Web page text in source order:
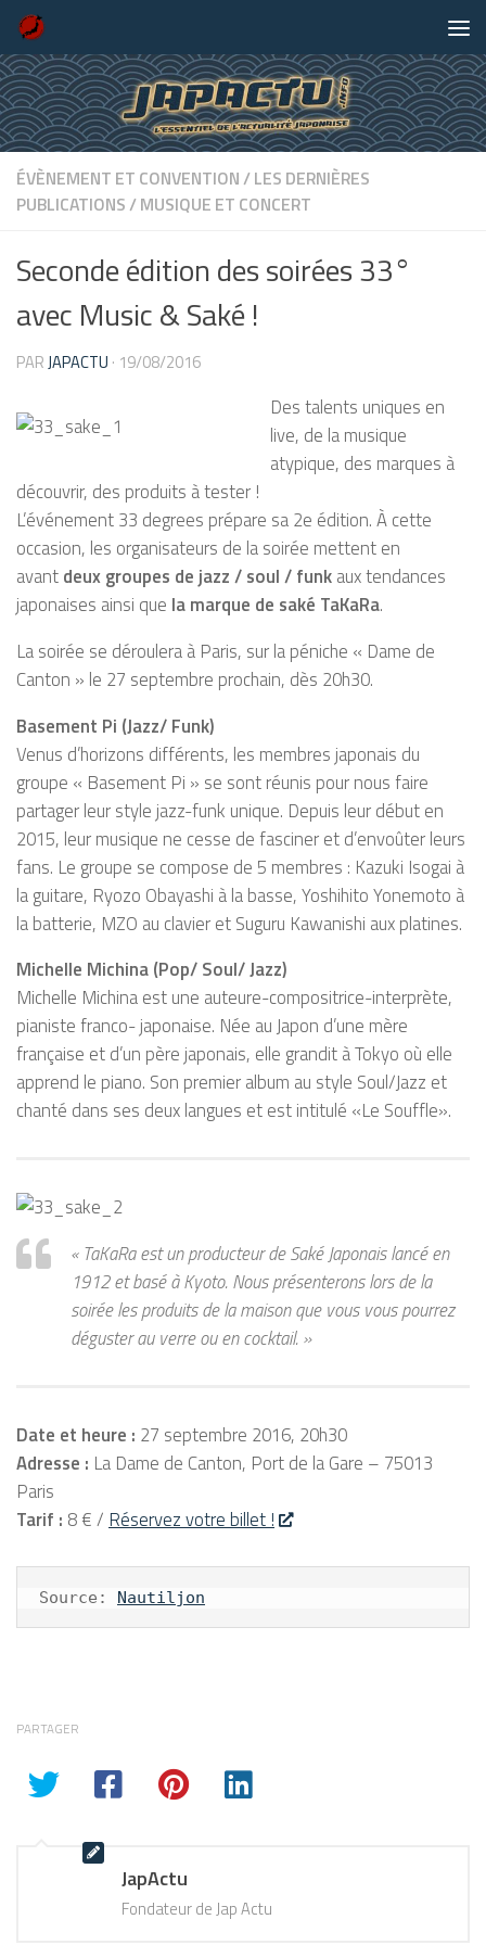
Skip to content
ÉVÈNEMENT ET CONVENTION/LES DERNIÈRES
PUBLICATIONS/MUSIQUE ET CONCERT
Seconde édition des soirées 33°
avec Music & Saké !
PARJAPACTU · 19/08/2016
Des talents uniques en
live, de la musique
atypique, des marques à
découvrir, des produits à tester !
L’événement 33 degrees prépare sa 2e édition. À cette
occasion, les organisateurs de la soirée mettent en
avant deux groupes de jazz / soul / funk aux tendances
japonaises ainsi que la marque de saké TaKaRa.
La soirée se déroulera à Paris, sur la péniche « Dame de
Canton » le 27 septembre prochain, dès 20h30.
Basement Pi (Jazz/ Funk)
Venus d’horizons différents, les membres japonais du
groupe « Basement Pi » se sont réunis pour nous faire
partager leur style jazz-funk unique. Depuis leur début en
2015, leur musique ne cesse de fasciner et d’envoûter leurs
fans. Le groupe se compose de 5 membres : Kazuki Isogai à
la guitare, Ryozo Obayashi à la basse, Yoshihito Yonemoto à
la batterie, MZO au clavier et Suguru Kawanishi aux platines.
Michelle Michina (Pop/ Soul/ Jazz)
Michelle Michina est une auteure-compositrice-interprète,
pianiste franco- japonaise. Née au Japon d’une mère
française et d’un père japonais, elle grandit à Tokyo où elle
apprend le piano. Son premier album au style Soul/Jazz et
chanté dans ses deux langues et est intitulé «Le Souffle».
« TaKaRa est un producteur de Saké Japonais lancé en
1912 et basé à Kyoto. Nous présenterons lors de la
soirée les produits de la maison que vous vous pourrez
déguster au verre ou en cocktail. »
Date et heure : 27 septembre 2016, 20h30
Adresse : La Dame de Canton, Port de la Gare – 75013
Paris
Tarif : 8 € / Réservez votre billet !
Source: Nautiljon
PARTAGER
JapActu
Fondateur de Jap Actu